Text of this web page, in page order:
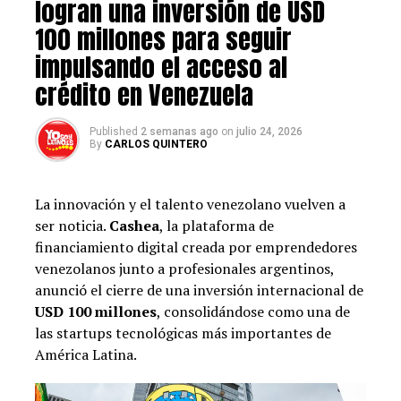
nuestro país o en nuestra participación en la pasada
edición de FITUR” expresó Pozo Perelló.
El acuerdo entre INDUBAN y Goya Europa contempla
inicialmente la distribución de Café Santo Domingo en
España, donde Goya, la firma distribuidora de productos
latinos más grande de Europa, cuenta con más de 8,000
puntos de venta directos, desde grandes cadenas de
servicio rápido.
Le puede interesar:
https://yosoylatino.es/gastronomika-2025-
latinoamerica-presente-en-este-congreso-y-el-
chef-colombiano-jeferson-garcia-participa/
Actualmente, INDUBAN atiende de forma directa 10
logran una inversión de USD
100 millones para seguir
impulsando el acceso al
crédito en Venezuela
Published 2 semanas ago on julio 24, 2026
By CARLOS QUINTERO
La innovación y el talento venezolano vuelven a
ser noticia. Cashea, la plataforma de
financiamiento digital creada por emprendedores
venezolanos junto a profesionales argentinos,
anunció el cierre de una inversión internacional de
USD 100 millones, consolidándose como una de
las startups tecnológicas más importantes de
América Latina.